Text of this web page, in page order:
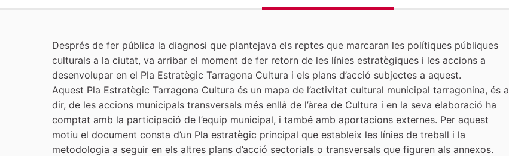
Després de fer pública la diagnosi que plantejava els reptes que marcaran les polítiques públiques
culturals a la ciutat, va arribar el moment de fer retorn de les línies estratègiques i les accions a
desenvolupar en el Pla Estratègic Tarragona Cultura i els plans d’acció subjectes a aquest.
Aquest Pla Estratègic Tarragona Cultura és un mapa de l’activitat cultural municipal tarragonina, és a
dir, de les accions municipals transversals més enllà de l’àrea de Cultura i en la seva elaboració ha
comptat amb la participació de l’equip municipal, i també amb aportacions externes. Per aquest
motiu el document consta d’un Pla estratègic principal que estableix les línies de treball i la
metodologia a seguir en els altres plans d’acció sectorials o transversals que figuren als annexos.